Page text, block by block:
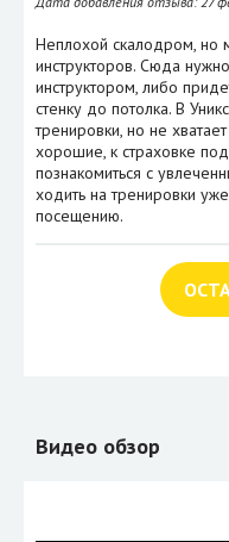
Неплохой скалодром, но
инструкторов. Сюда
инструктором, либо
стенку до потолка. В
тренировки, но не
хорошие, к страховке
познакомиться с
ходить на тренировки
посещению.
Видео обзор